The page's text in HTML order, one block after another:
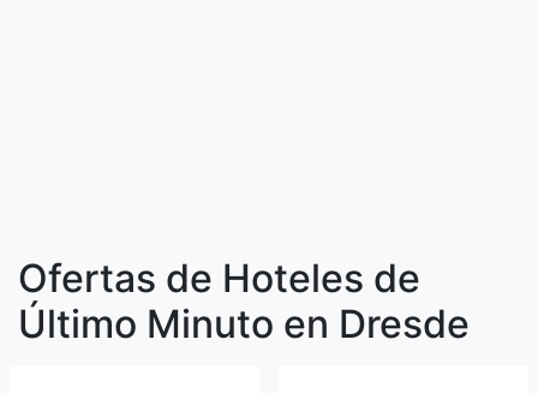
Ofertas de Hoteles de
Último Minuto en Dresde